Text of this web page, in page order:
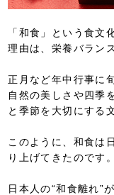
「和食」という食文
理由は、栄養バラン
正月など年中行事に
自然の美しさや四季
と季節を大切にする
このように、和食は
り上げてきたのです。
日本人の“和食離れ”